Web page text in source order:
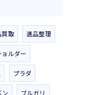
買取 遺品整理
ョルダー
プラダ
ン ブルガリ